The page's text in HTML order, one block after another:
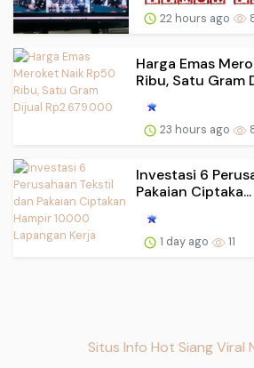
22 hours ago
Harga Emas
Ribu, Satu Gram
23 hours ago
Investasi 6
Pakaian Ciptaka...
1 day ago 11
Situs Info Hot Siang Viral